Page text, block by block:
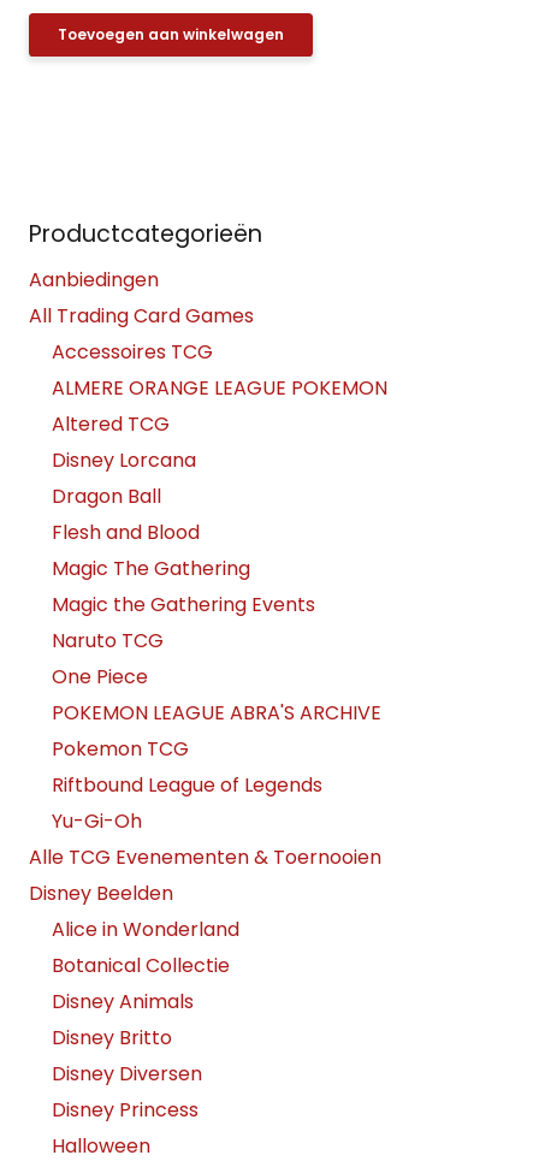
Toevoegen aan winkelwagen
Productcategorieën
Aanbiedingen
All Trading Card Games
Accessoires TCG
ALMERE ORANGE LEAGUE POKEMON
Altered TCG
Disney Lorcana
Dragon Ball
Flesh and Blood
Magic The Gathering
Magic the Gathering Events
Naruto TCG
One Piece
POKEMON LEAGUE ABRA'S ARCHIVE
Pokemon TCG
Riftbound League of Legends
Yu-Gi-Oh
Alle TCG Evenementen & Toernooien
Disney Beelden
Alice in Wonderland
Botanical Collectie
Disney Animals
Disney Britto
Disney Diversen
Disney Princess
Halloween